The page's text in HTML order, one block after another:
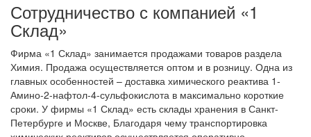
Сотрудничество с компанией «1
Склад»
Фирма «1 Склад» занимается продажами товаров раздела
Химия. Продажа осуществляется оптом и в розницу. Одна из
главных особенностей – доставка химического реактива 1-
Амино-2-нафтол-4-сульфокислота в максимально короткие
сроки. У фирмы «1 Склад» есть склады хранения в Санкт-
Петербурге и Москве, Благодаря чему транспортировка